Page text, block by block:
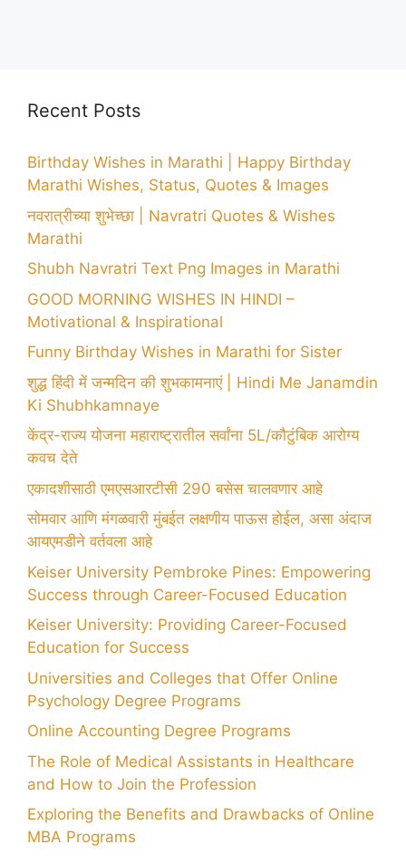
Recent Posts
Birthday Wishes in Marathi | Happy Birthday
Marathi Wishes, Status, Quotes & Images
नवरात्रीच्या शुभेच्छा | Navratri Quotes & Wishes
Marathi
Shubh Navratri Text Png Images in Marathi
GOOD MORNING WISHES IN HINDI –
Motivational & Inspirational
Funny Birthday Wishes in Marathi for Sister
शुद्ध हिंदी में जन्मदिन की शुभकामनाएं | Hindi Me Janamdin
Ki Shubhkamnaye
केंद्र-राज्य योजना महाराष्ट्रातील सर्वांना 5L/कौटुंबिक आरोग्य
कवच देते
एकादशीसाठी एमएसआरटीसी 290 बसेस चालवणार आहे
सोमवार आणि मंगळवारी मुंबईत लक्षणीय पाऊस होईल, असा अंदाज
आयएमडीने वर्तवला आहे
Keiser University Pembroke Pines: Empowering
Success through Career-Focused Education
Keiser University: Providing Career-Focused
Education for Success
Universities and Colleges that Offer Online
Psychology Degree Programs
Online Accounting Degree Programs
The Role of Medical Assistants in Healthcare
and How to Join the Profession
Exploring the Benefits and Drawbacks of Online
MBA Programs